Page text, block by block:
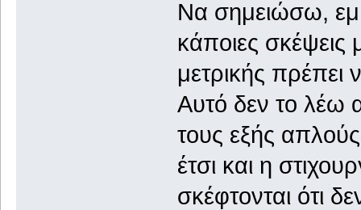
Να σημειώσω,
κάποιες σκέψεις
μετρικής πρέπει
Αυτό δεν το λέω
τους εξής
έτσι και η
σκέφτονται ότι